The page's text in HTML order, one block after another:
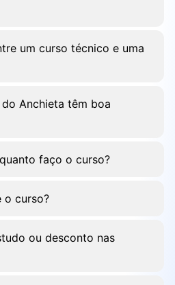
um curso técnico e uma
Anchieta têm boa
faço o curso?
o curso?
ou desconto nas